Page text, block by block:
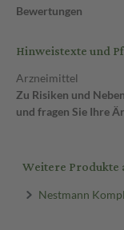
Bewertungen
Hinweistexte und
Arzneimittel
Zu Risiken und
und fragen Sie Ihre
Weitere Produkte
Nestmann